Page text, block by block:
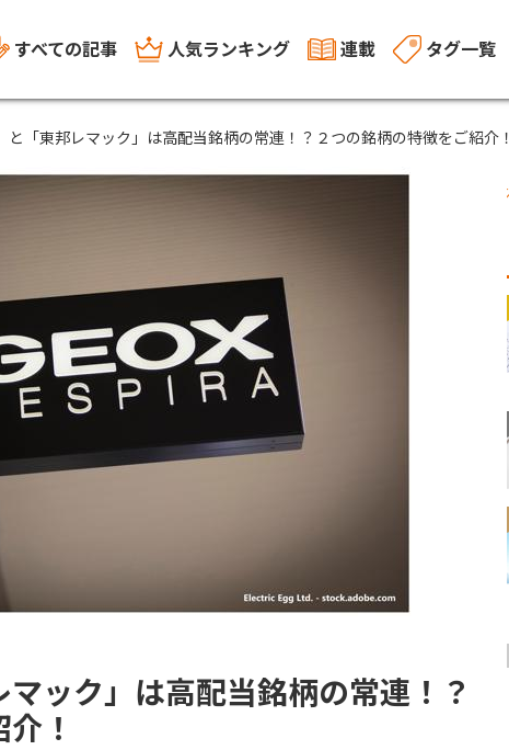
すべての記事 人気ランキング 連載 タグ一覧
「東邦レマック」は高配当銘柄の常連！？２つの銘柄の特徴をご紹介！
マック」は高配当銘柄の常連！？
！